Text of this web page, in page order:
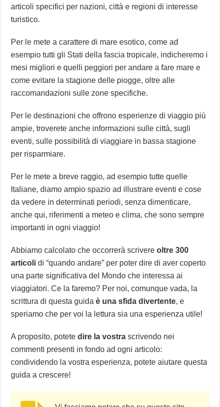
articoli specifici per nazioni, città e regioni di interesse
turistico.
Per le mete a carattere di mare esotico, come ad
esempio tutti gli Stati della fascia tropicale, indicheremo i
mesi migliori e quelli peggiori per andare a fare mare e
come evitare la stagione delle piogge, oltre alle
raccomandazioni sulle zone specifiche.
Per le destinazioni che offrono esperienze di viaggio più
ampie, troverete anche informazioni sulle città, sugli
eventi, sulle possibilità di viaggiare in bassa stagione
per risparmiare.
Per le mete a breve raggio, ad esempio tutte quelle
Italiane, diamo ampio spazio ad illustrare eventi e cose
da vedere in determinati periodi, senza dimenticare,
anche qui, riferimenti a meteo e clima, che sono sempre
importanti in ogni viaggio!
Abbiamo calcolato che occorrerà scrivereoltre 300
articoli di “quando andare” per poter dire di aver coperto
una parte significativa del Mondo che interessa ai
viaggiatori. Ce la faremo? Per noi, comunque vada, la
scrittura di questa guidaè una sfida divertente, e
speriamo che per voi la lettura sia una esperienza utile!
A proposito, potetedire la vostra scrivendo nei
commenti presenti in fondo ad ogni articolo:
condividendo la vostra esperienza, potete aiutare questa
guida a crescere!